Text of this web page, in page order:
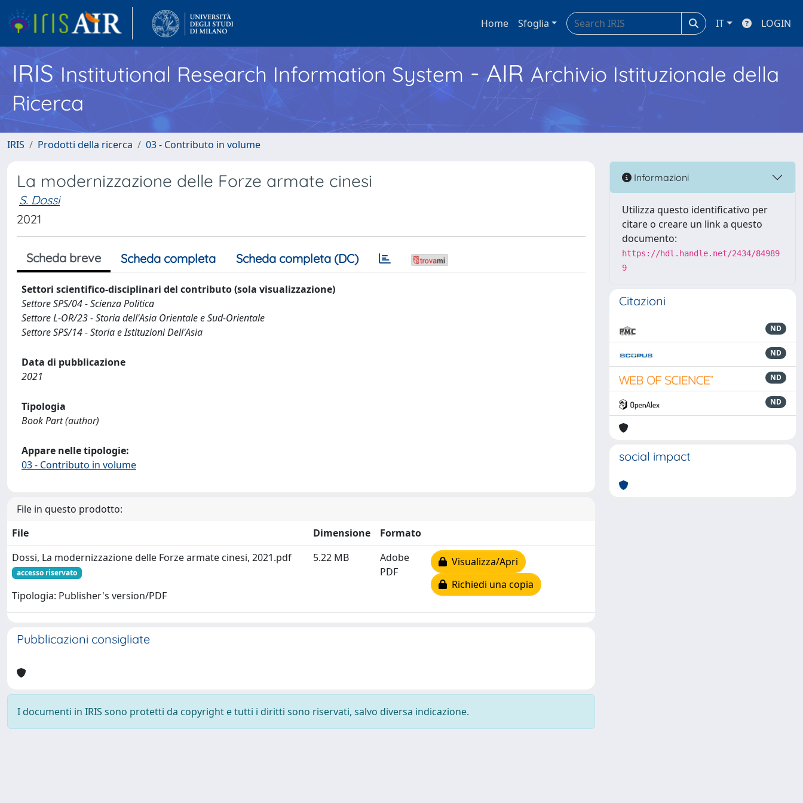
Home Sfoglia IT LOGIN
IRISInstitutional Research Information System - AIR Archivio Istituzionale della
Ricerca
IRIS Prodotti della ricerca 03 - Contributo in volume
La modernizzazione delle Forze armate cinesi
S. Dossi
2021
Scheda breve Scheda completa Scheda completa (DC)
Settori scientifico-disciplinari del contributo (sola visualizzazione)
Settore SPS/04 - Scienza Politica
Settore L-OR/23 - Storia dell'Asia Orientale e Sud-Orientale
Settore SPS/14 - Storia e Istituzioni Dell'Asia
Data di pubblicazione
2021
Tipologia
Book Part (author)
Appare nelle tipologie:
03 - Contributo in volume
File in questo prodotto:
File
Dimensione
Formato
Dossi, La modernizzazione delle Forze armate cinesi, 2021.pdf
accesso riservato
Tipologia: Publisher's version/PDF
5.22 MB
Adobe
PDF
Visualizza/Apri
Richiedi una copia
Pubblicazioni consigliate
I documenti in IRIS sono protetti da copyright e tutti i diritti sono riservati, salvo diversa indicazione.
Informazioni
Utilizza questo identificativo per
citare o creare un link a questo
documento:
https://hdl.handle.net/2434/84989
9
Citazioni
ND
ND
ND
ND
social impact